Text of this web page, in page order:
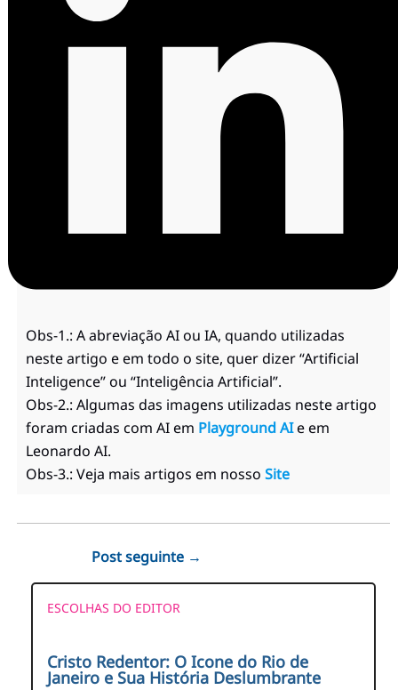
Obs-1.: A abreviação AI ou IA, quando utilizadas
neste artigo e em todo o site, quer dizer “Artificial
Inteligence” ou “Inteligência Artificial”.
Obs-2.: Algumas das imagens utilizadas neste artigo
foram criadas com AI em Playground AIe em
Leonardo AI.
Obs-3.: Veja mais artigos em nosso Site
Post seguinte →
ESCOLHAS DO EDITOR
Cristo Redentor: O Icone do Rio de
Janeiro e Sua História Deslumbrante